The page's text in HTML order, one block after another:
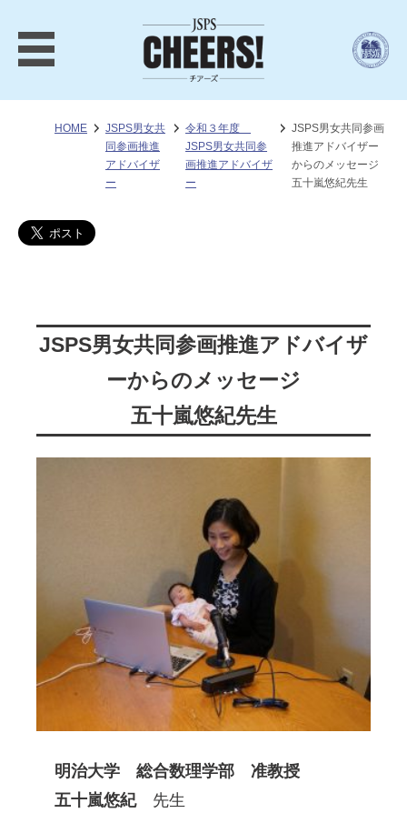
HOME
JSPS男女共
同参画推進
アドバイザ
ー
令和３年度
JSPS男女共同参
画推進アドバイザ
ー
JSPS男女共同参画
推進アドバイザー
からのメッセージ
五十嵐悠紀先生
JSPS男女共同参画推進アドバイザ
ーからのメッセージ
五十嵐悠紀先生
明治大学 総合数理学部 准教授
五十嵐悠紀先生